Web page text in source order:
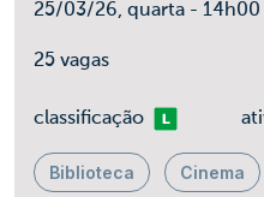
25/03/26, quarta - 14h00
25 vagas
classificaçãoLivre
Biblioteca Cinema